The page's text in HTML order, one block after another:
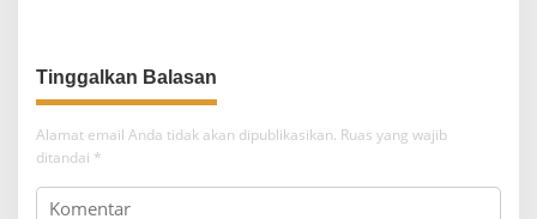
Tinggalkan Balasan
Alamat email Anda tidak akan dipublikasikan. Ruas yang wajib
ditandai *